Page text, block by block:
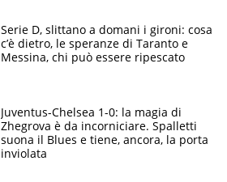
Serie D, slittano a domani i gironi: cosa
c’è dietro, le speranze di Taranto e
Messina, chi può essere ripescato
Juventus-Chelsea 1-0: la magia di
Zhegrova è da incorniciare. Spalletti
suona il Blues e tiene, ancora, la porta
inviolata